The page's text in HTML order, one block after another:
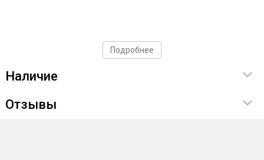
Подробнее
Наличие
Отзывы